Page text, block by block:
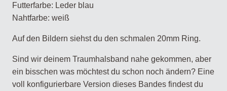
Futterfarbe: Leder blau
Nahtfarbe: weiß
Auf den Bildern siehst du den schmalen 20mm Ring.
Sind wir deinem Traumhalsband nahe gekommen, aber
ein bisschen was möchtest du schon noch ändern? Eine
voll konfigurierbare Version dieses Bandes findest du